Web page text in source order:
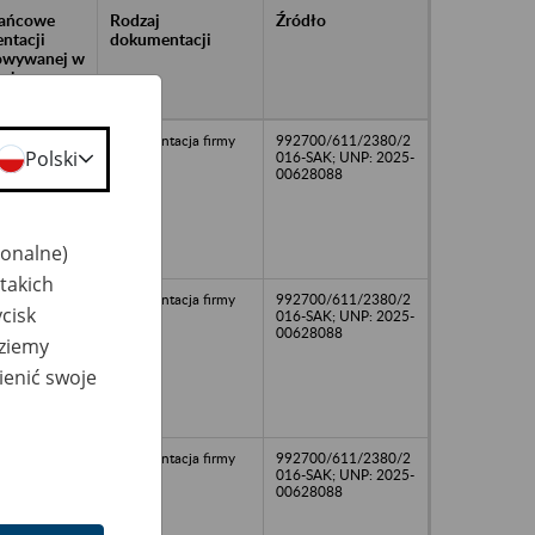
w
Rodzaj
dokumentacji
Źródło
dokumentacja firmy
992700/611/2380/2
016-SAK; UNP: 2025-
00628088
dokumentacja firmy
992700/611/2380/2
016-SAK; UNP: 2025-
00628088
dokumentacja firmy
992700/611/2380/2
016-SAK; UNP: 2025-
00628088
Polski
swoje